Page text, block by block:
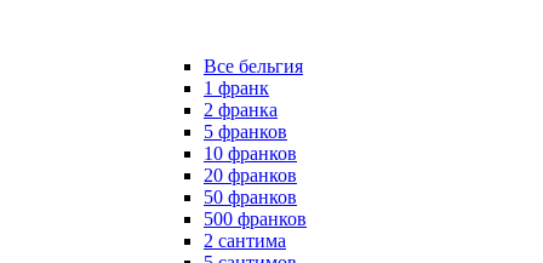
Все бельгия
1 франк
2 франка
5 франков
10 франков
20 франков
50 франков
500 франков
2 сантима